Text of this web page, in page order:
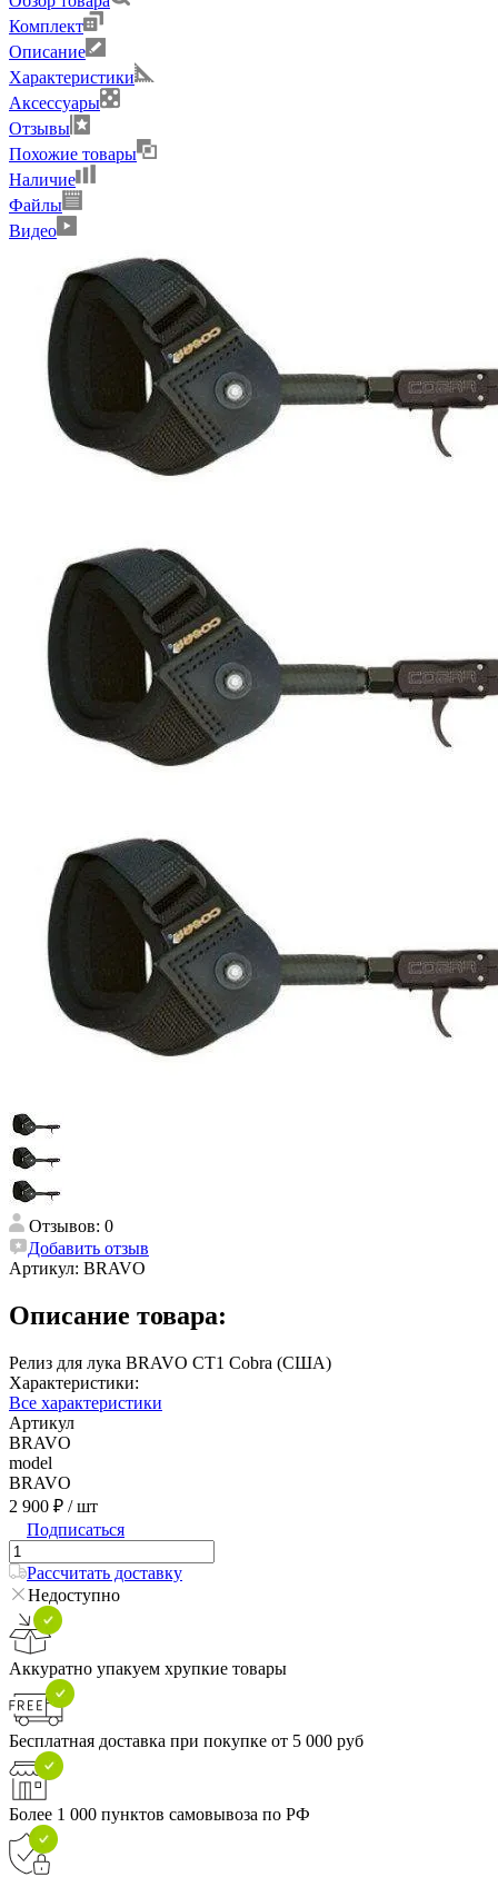
Комплект
Описание
Характеристики
Аксессуары
Отзывы
Похожие товары
Наличие
Файлы
Видео
Отзывов: 0
Добавить отзыв
Артикул: BRAVO
Описание товара:
Релиз для лука BRAVO CT1 Cobra (США)
Характеристики:
Все характеристики
Артикул
BRAVO
model
BRAVO
2 900 ₽ / шт
Подписаться
Рассчитать доставку
Недоступно
Аккуратно упакуем хрупкие товары
Бесплатная доставка при покупке от 5 000 руб
Более 1 000 пунктов самовывоза по РФ